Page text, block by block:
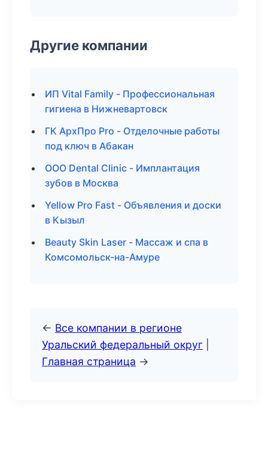
Другие компании
ИП Vital Family - Профессиональная
гигиена в Нижневартовск
ГК АрхПро Pro - Отделочные работы
под ключ в Абакан
ООО Dental Clinic - Имплантация
зубов в Москва
Yellow Pro Fast - Объявления и доски
в Кызыл
Beauty Skin Laser - Массаж и спа в
Комсомольск-на-Амуре
← Все компании в регионе
Уральский федеральный округ
Главная страница →